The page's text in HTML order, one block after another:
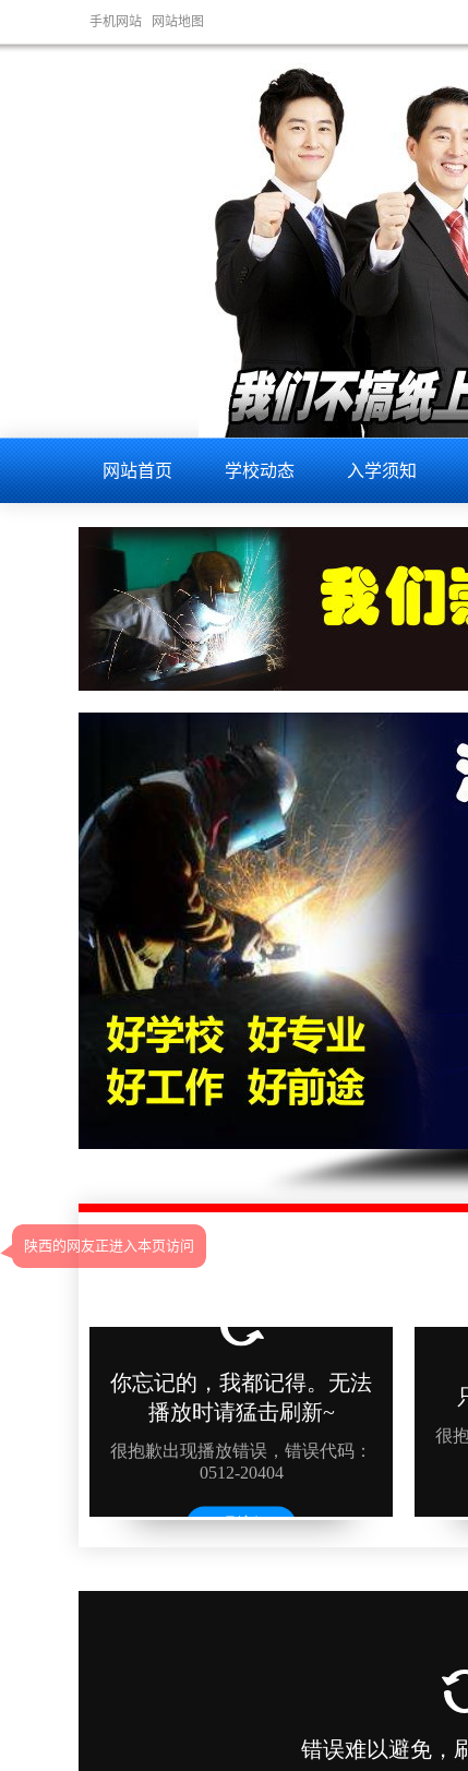
手机网站 网站地图
网站首页 学校动态 入学须知
陕西的网友正进入本页访问